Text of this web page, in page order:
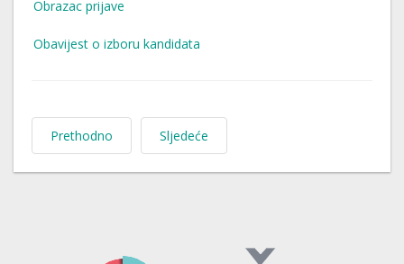
Obrazac prijave
Obavijest o izboru kandidata
Prethodno Sljedeće